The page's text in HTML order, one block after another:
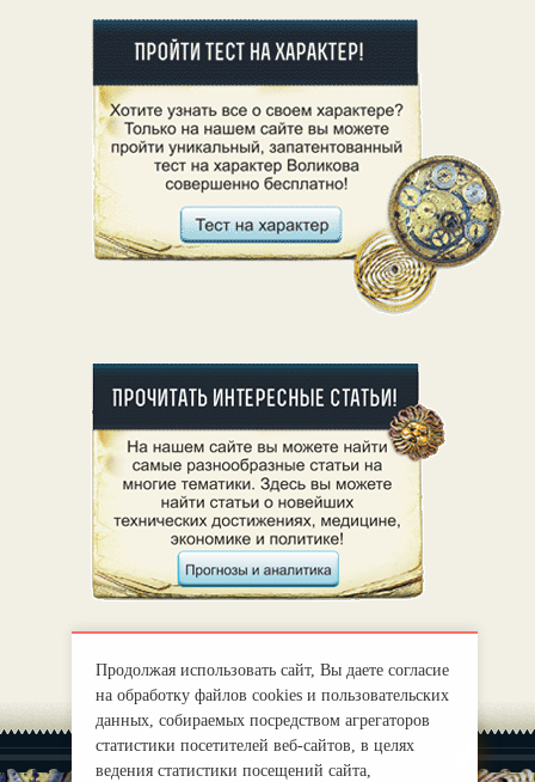
Продолжая использовать сайт, Вы даете согласие
на обработку файлов cookies и пользовательских
данных, собираемых посредством агрегаторов
статистики посетителей веб-сайтов, в целях
ведения статистики посещений сайта,